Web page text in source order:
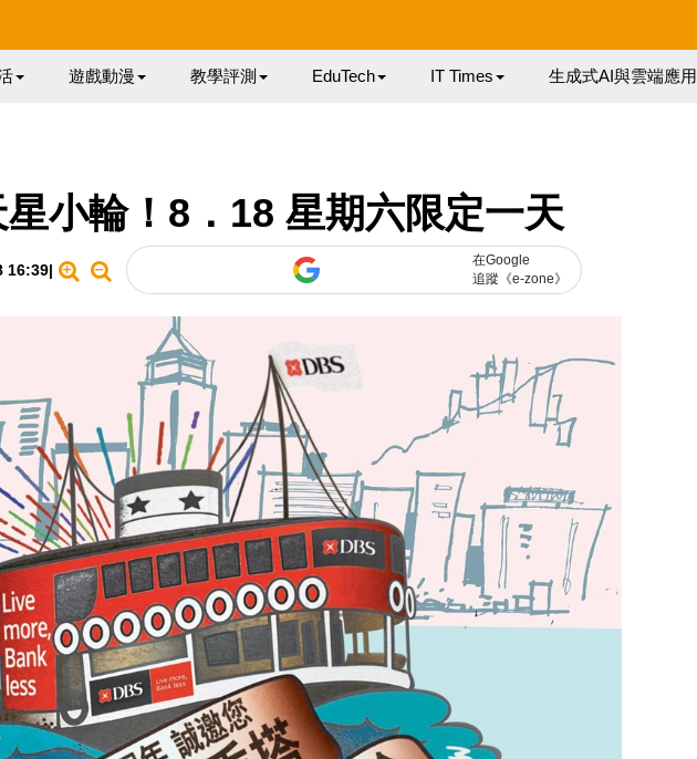
遊戲動漫 教學評測 EduTech IT Times 生成式AI與雲端應用
小輪！8．18 星期六限定一天
16:39|
在Google
追蹤《e-zone》